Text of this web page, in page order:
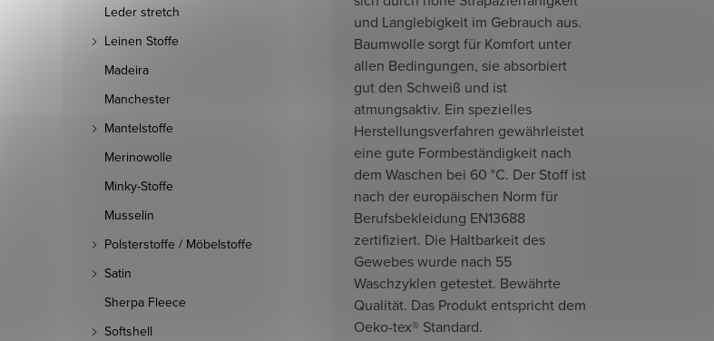
Leder stretch
Leinen Stoffe
Madeira
Manchester
Mantelstoffe
Merinowolle
Minky-Stoffe
Musselin
Polsterstoffe / Möbelstoffe
Satin
Sherpa Fleece
Softshell
und Langlebigkeit im Gebrauch aus.
Baumwolle sorgt für Komfort unter
allen Bedingungen, sie absorbiert
gut den Schweiß und ist
atmungsaktiv. Ein spezielles
Herstellungsverfahren gewährleistet
eine gute Formbeständigkeit nach
dem Waschen bei 60 °C. Der Stoff ist
nach der europäischen Norm für
Berufsbekleidung EN13688
zertifiziert. Die Haltbarkeit des
Gewebes wurde nach 55
Waschzyklen getestet. Bewährte
Qualität. Das Produkt entspricht dem
Oeko-tex® Standard.